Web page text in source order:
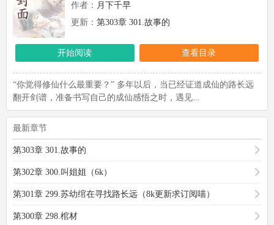
作者： 月下千早
更新：第303章 301.故事的
开始阅读 查看目录
“你觉得修仙什么最重要？” 多年以后，当已经证道成仙的路长远
翻开剑谱，准备书写自己的成仙感悟之时，遇见...
最新章节
第303章 301.故事的
第302章 300.叫姐姐（6k）
第301章 299.苏幼绾在寻找路长远（8k更新求订阅喵）
第300章 298.棺材